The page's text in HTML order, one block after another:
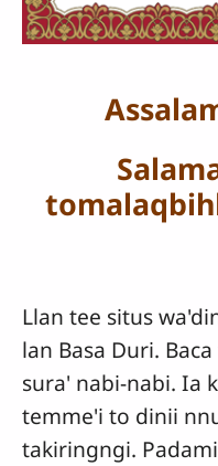
Llan tee situs
lan Basa Duri.
sura' nabi-nabi. Ia
temme'i to dinii
takiringngi.